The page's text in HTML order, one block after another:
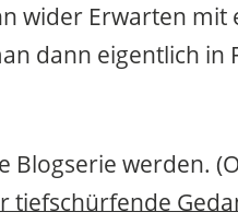
wider Erwarten
dann eigentlich in
Blogserie werden.
tiefschürfende